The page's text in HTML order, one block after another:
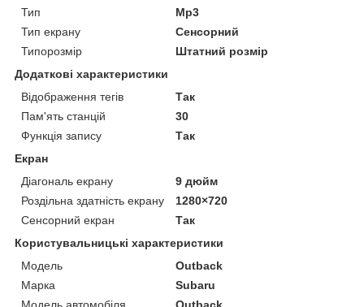
Тип
Mp3
Тип екрану
Сенсорний
Типорозмір
Штатний розмір
Додаткові характеристики
Відображення тегів
Так
Пам'ять станцій
30
Функція запису
Так
Екран
Діагональ екрану
9 дюйм
Роздільна здатність екрану
1280×720
Сенсорний екран
Так
Користувальницькі характеристики
Мoдель
Outback
Марка
Subaru